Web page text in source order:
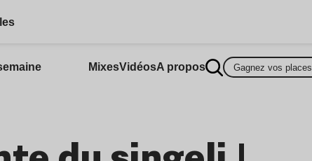
MixesVidéosA propos Gagnez vos places